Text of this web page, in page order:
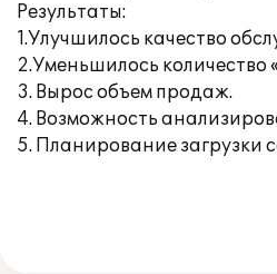
Результаты:
1.Улучшилось качество
2.Уменьшилось количество
3. Вырос объем продаж.
4. Возможность
5. Планирование загрузки